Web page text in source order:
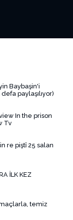
Baybaşin'i
paylaşılıyor)
In the prison
Tv
re piştî 25 salan
İLK KEZ
temiz